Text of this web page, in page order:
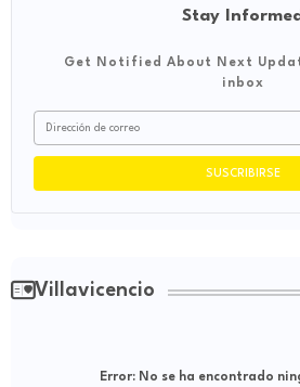
Stay
Get Notified About Next
inbox
Villavicencio
Error:No se ha encontrado